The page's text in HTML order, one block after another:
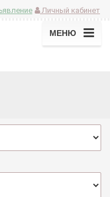
Личный кабинет
МЕНЮ